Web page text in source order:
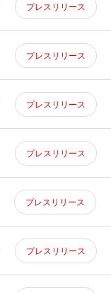
プレスリリース
プレスリリース
プレスリリース
プレスリリース
プレスリリース
プレスリリース